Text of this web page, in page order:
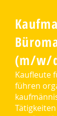
(m/w/
Kaufleute
führen